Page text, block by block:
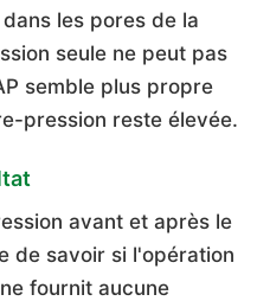
les pores de la
seule ne peut pas
semble plus propre
pression reste élevée.
avant et après le
de savoir si l'opération
fournit aucune